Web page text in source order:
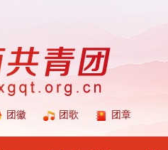
团徽 团歌 团章